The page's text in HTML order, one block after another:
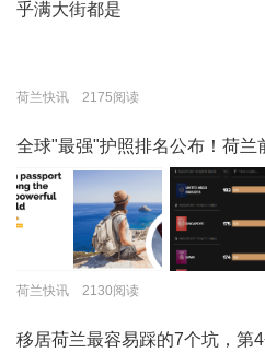
乎满大街都是
荷兰快讯 2175阅读
全球"最强"护照排名公布！荷兰
荷兰快讯 2130阅读
移居荷兰最容易踩的7个坑，第